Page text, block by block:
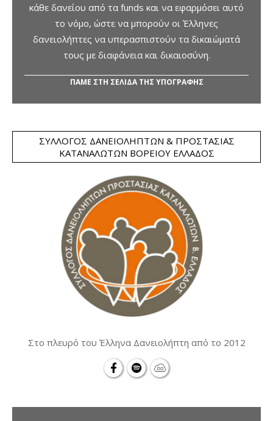
κάθε δανείου από τα funds και να εφαρμόσει αυτό
το νόμο, ώστε να μπορούν οι Έλληνες
δανειολήπτες να υπερασπιστούν τα δικαιώματά
τους με διαφάνεια και δικαιοσύνη.
ΠΑΜΕ ΣΤΗ ΣΕΛΙΔΑ ΤΗΣ ΥΠΟΓΡΑΦΗΣ
ΣΎΛΛΟΓΟΣ ΔΑΝΕΙΟΛΗΠΤΏΝ & ΠΡΟΣΤΑΣΊΑΣ
ΚΑΤΑΝΑΛΩΤΏΝ ΒΟΡΕΊΟΥ ΕΛΛΆΔΟΣ
Στο πλευρό του Έλληνα Δανειολήπτη από το 2012